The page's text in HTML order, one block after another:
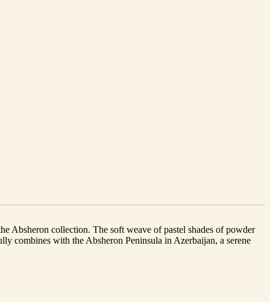
Absheron collection. The soft weave of pastel shades of powder
combines with the Absheron Peninsula in Azerbaijan, a serene